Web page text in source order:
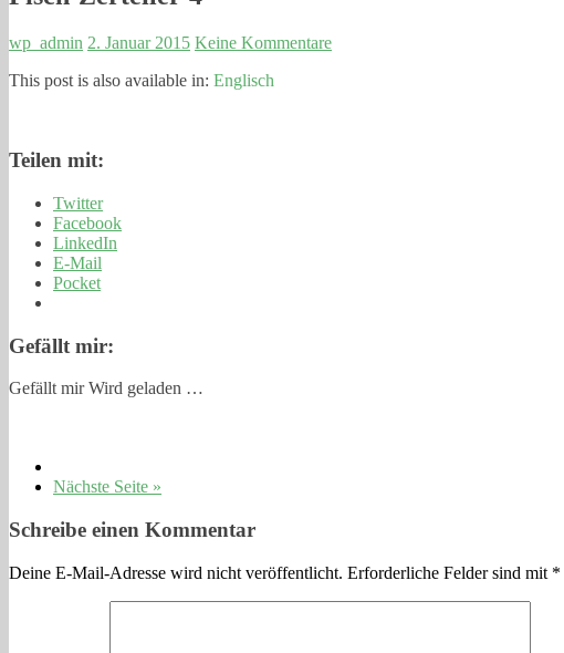
wp_admin 2. Januar 2015 Keine Kommentare
This post is also available in: Englisch
Teilen mit:
Twitter
Facebook
LinkedIn
E-Mail
Pocket
Gefällt mir:
Gefällt mir Wird geladen …
Nächste Seite »
Schreibe einen Kommentar
Deine E-Mail-Adresse wird nicht veröffentlicht. Erforderliche Felder sind mit *